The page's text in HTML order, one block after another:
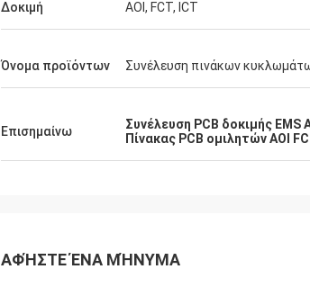
Δοκιμή AOI, FCT, ICT
Όνομα προϊόντων Συνέλευση πινάκων
Επισημαίνω Συνέλευση PCB δοκιμής EMS
Πίνακας PCB ομιλητών AOI
ΑΦΉΣΤΕ ΈΝΑ ΜΉΝΥΜΑ